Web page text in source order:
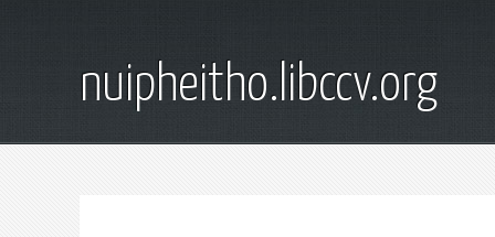
nuipheitho.libccv.org